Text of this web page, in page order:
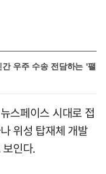
우주 수송 전담하는 '팰
스페이스 시대로 접
위성 탑재체 개발
인다.